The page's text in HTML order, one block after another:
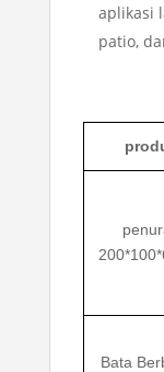
aplikasi
patio,
Bata